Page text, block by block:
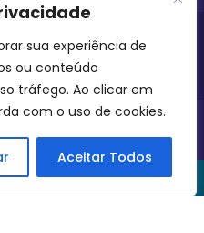
sua experiência de
ou conteúdo
tráfego. Ao clicar em
com o uso de cookies.
Aceitar Todos
FALE CONOSCO
BRASIL
2024 - 2026